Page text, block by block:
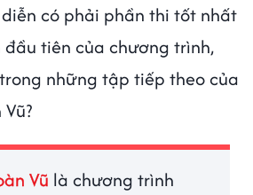
có phải phần thi tốt nhất
tiên của chương trình,
những tập tiếp theo của
Vũ là chương trình